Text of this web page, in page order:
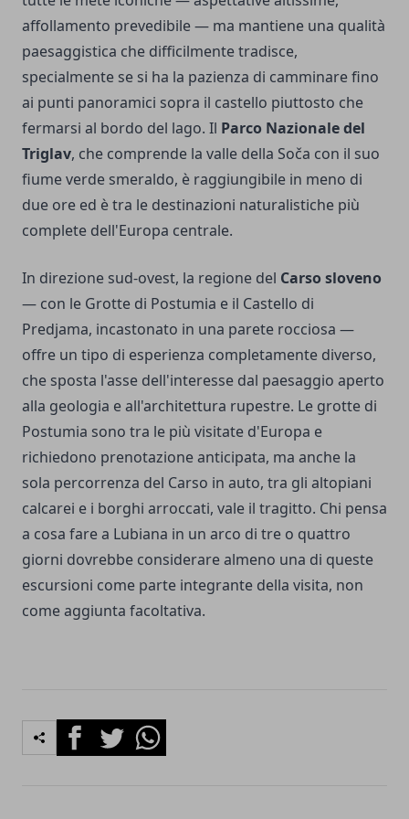
affollamento prevedibile — ma mantiene una qualità
paesaggistica che difficilmente tradisce,
specialmente se si ha la pazienza di camminare fino
ai punti panoramici sopra il castello piuttosto che
fermarsi al bordo del lago. Il Parco Nazionale del
Triglav, che comprende la valle della Soča con il suo
fiume verde smeraldo, è raggiungibile in meno di
due ore ed è tra le destinazioni naturalistiche più
complete dell'Europa centrale.
In direzione sud-ovest, la regione del Carso sloveno
— con le Grotte di Postumia e il Castello di
Predjama, incastonato in una parete rocciosa —
offre un tipo di esperienza completamente diverso,
che sposta l'asse dell'interesse dal paesaggio aperto
alla geologia e all'architettura rupestre. Le grotte di
Postumia sono tra le più visitate d'Europa e
richiedono prenotazione anticipata, ma anche la
sola percorrenza del Carso in auto, tra gli altopiani
calcarei e i borghi arroccati, vale il tragitto. Chi pensa
a cosa fare a Lubiana in un arco di tre o quattro
giorni dovrebbe considerare almeno una di queste
escursioni come parte integrante della visita, non
come aggiunta facoltativa.
FacebookTwitterWhatsapp